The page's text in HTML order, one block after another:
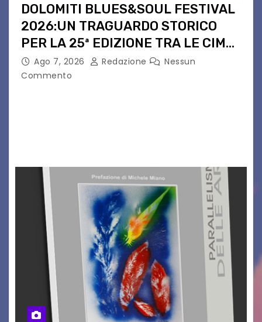
DOLOMITI BLUES&SOUL FESTIVAL
2026:UN TRAGUARDO STORICO
PER LA 25ª EDIZIONE TRA LE CIME
PATRIMONIO UNESCO
Ago 7, 2026 Redazione
Nessun
Commento